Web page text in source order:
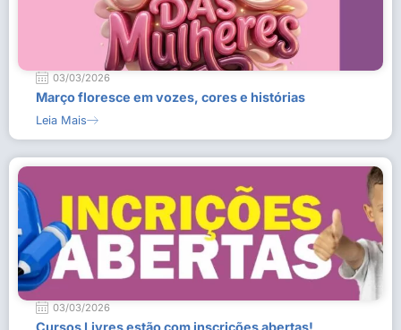
03/03/2026
Março floresce em vozes, cores e histórias
Leia Mais
03/03/2026